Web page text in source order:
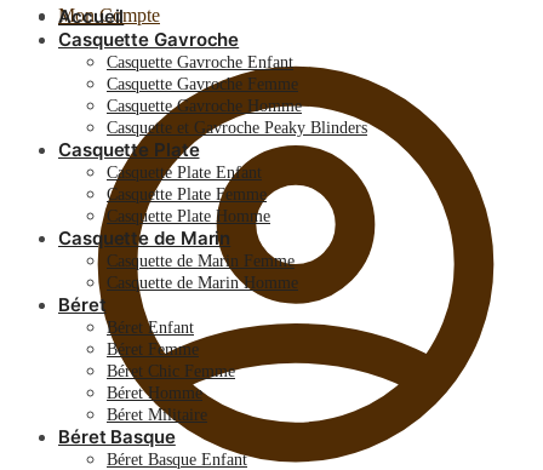
Mon Compte
Accueil
Casquette Gavroche
Casquette Gavroche Enfant
Casquette Gavroche Femme
Casquette Gavroche Homme
Casquette et Gavroche Peaky Blinders
Casquette Plate
Casquette Plate Enfant
Casquette Plate Femme
Casquette Plate Homme
Casquette de Marin
Casquette de Marin Femme
Casquette de Marin Homme
Béret
Béret Enfant
Béret Femme
Béret Chic Femme
Béret Homme
Béret Militaire
Béret Basque
Béret Basque Enfant